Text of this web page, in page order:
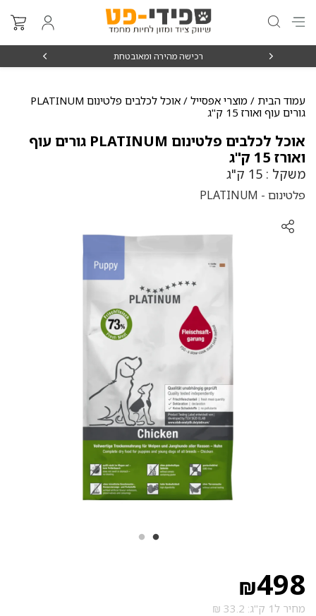
רכישה מהירה ומאובטחת
עמוד הבית / מוצרי אפסייל
/ אוכל לכלבים פלטינום PLATINUM
גורים עוף ואורז 15 ק"ג
אוכל לכלבים פלטינום PLATINUM גורים עוף
ואורז 15 ק"ג
משקל : 15 ק"ג
פלטינום - PLATINUM
₪498
מחיר ל1 ק"ג: 33.2 ₪